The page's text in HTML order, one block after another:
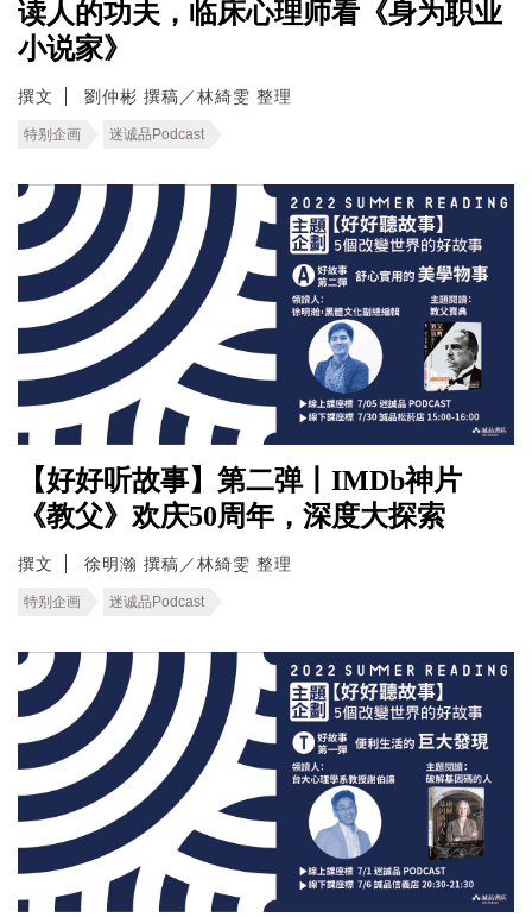
读人的功夫，临床心理师看《身为职业
小说家》
撰文 劉仲彬 撰稿／林綺雯 整理
特别企画 迷诚品Podcast
【好好听故事】第二弹丨IMDb神片
《教父》欢庆50周年，深度大探索
撰文 徐明瀚 撰稿／林綺雯 整理
特别企画 迷诚品Podcast